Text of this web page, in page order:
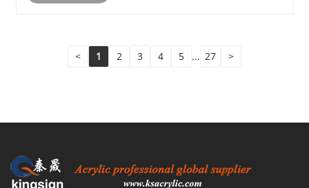
< 1 2 3 4 5 ... 27 >